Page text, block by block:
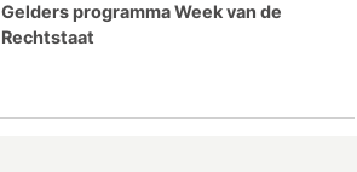
Gelders programma Week van de
Rechtstaat